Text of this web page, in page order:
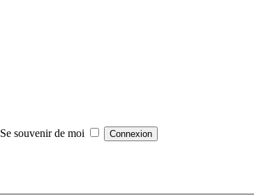
Se souvenir de moi